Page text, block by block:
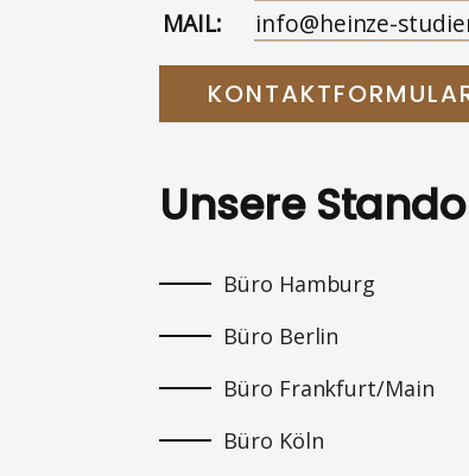
MAIL:
info@heinze-
Unsere
Büro Hamburg
Büro Berlin
Büro Frankfurt/Main
Büro Köln